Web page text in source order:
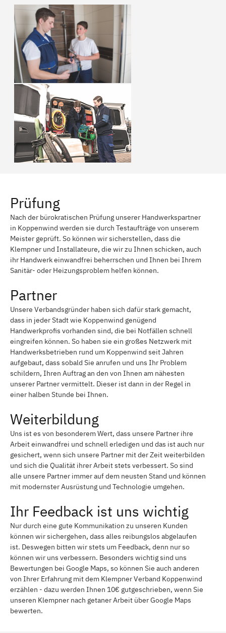
Prüfung
Nach der bürokratischen Prüfung unserer Handwerkspartner
in Koppenwind werden sie durch Testaufträge von unserem
Meister geprüft. So können wir sicherstellen, dass die
Klempner und Installateure, die wir zu Ihnen schicken, auch
ihr Handwerk einwandfrei beherrschen und Ihnen bei Ihrem
Sanitär- oder Heizungsproblem helfen können.
Partner
Unsere Verbandsgründer haben sich dafür stark gemacht,
dass in jeder Stadt wie Koppenwind genügend
Handwerkprofis vorhanden sind, die bei Notfällen schnell
eingreifen können. So haben sie ein großes Netzwerk mit
Handwerksbetrieben rund um Koppenwind seit Jahren
aufgebaut, dass sobald Sie anrufen und uns Ihr Problem
schildern, Ihren Auftrag an den von Ihnen am nähesten
unserer Partner vermittelt. Dieser ist dann in der Regel in
einer halben Stunde bei Ihnen.
Weiterbildung
Uns ist es von besonderem Wert, dass unsere Partner ihre
Arbeit einwandfrei und schnell erledigen und das ist auch nur
gesichert, wenn sich unsere Partner mit der Zeit weiterbilden
und sich die Qualität ihrer Arbeit stets verbessert. So sind
alle unsere Partner immer auf dem neusten Stand und können
mit modernster Ausrüstung und Technologie umgehen.
Ihr Feedback ist uns wichtig
Nur durch eine gute Kommunikation zu unseren Kunden
können wir sichergehen, dass alles reibungslos abgelaufen
ist. Deswegen bitten wir stets um Feedback, denn nur so
können wir uns verbessern. Besonders wichtig sind uns
Bewertungen bei Google Maps, so können Sie auch anderen
von Ihrer Erfahrung mit dem Klempner Verband Koppenwind
erzählen - dazu werden Ihnen 10€ gutgeschrieben, wenn Sie
unseren Klempner nach getaner Arbeit über Google Maps
bewerten.